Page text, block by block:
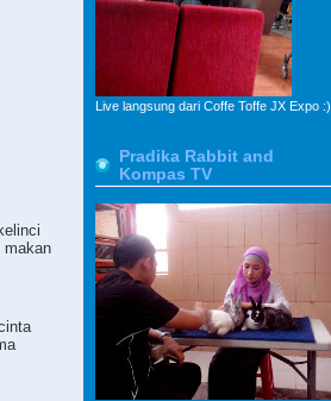
makan
Live langsung dari Coffe Toffe JX Expo :)
Pradika Rabbit and
Kompas TV